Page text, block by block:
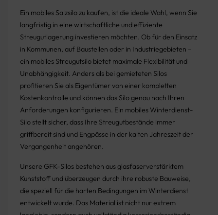
Ein mobiles Salzsilo zu kaufen, ist die ideale Wahl, wenn Sie
langfristig in eine wirtschaftliche und effiziente
Streugutlagerung investieren möchten. Ob für den Einsatz
in Kommunen, auf Baustellen oder in Industriegebieten –
ein mobiles Streugutsilo bietet maximale Flexibilität und
Unabhängigkeit. Anders als bei gemieteten Silos
profitieren Sie als Eigentümer von einer kompletten
Kostenkontrolle und können das Silo genau nach Ihren
Anforderungen konfigurieren. Ein mobiles Winterdienst-
Silo stellt sicher, dass Ihre Streugutbestände immer
griffbereit sind und Engpässe in der kalten Jahreszeit der
Vergangenheit angehören.
Unsere GFK-Silos bestehen aus glasfaserverstärktem
Kunststoff und überzeugen durch ihre robuste Bauweise,
die speziell für die harten Bedingungen im Winterdienst
entwickelt wurde. Das Material ist nicht nur extrem